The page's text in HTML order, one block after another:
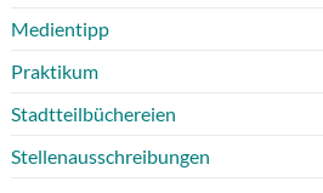
Medientipp
Praktikum
Stadtteilbüchereien
Stellenausschreibungen